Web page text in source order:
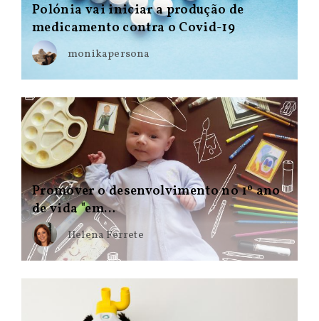
Polónia vai iniciar a produção de
medicamento contra o Covid-19
monikapersona
Promover o desenvolvimento no 1º ano
de vida "em…
Helena Ferrete